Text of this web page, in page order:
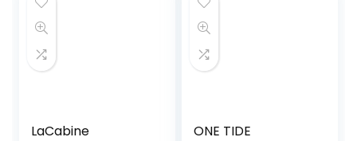
LaCabine
ONE TIDE